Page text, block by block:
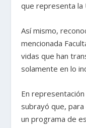
que representa la
Así mismo,
mencionada
vidas que han
solamente en lo
En
subrayó que,
un programa de